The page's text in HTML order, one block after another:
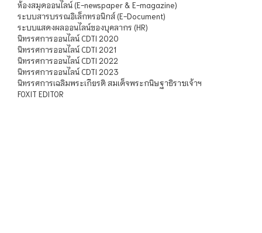
ห้องสมุดออนไลน์ (E-newspaper & E-magazine)
ระบบสารบรรณอิเล็กทรอนิกส์ (E-Document)
ระบบแสดงผลออนไลน์ของบุคลากร (HR)
นิทรรศการออนไลน์ CDTI 2020
นิทรรศการออนไลน์ CDTI 2021
นิทรรศการออนไลน์ CDTI 2022
นิทรรศการออนไลน์ CDTI 2023
นิทรรศการเฉลิมพระเกียรติ สมเด็จพระกนิษฐาธิราชเจ้าฯ
FOXIT EDITOR